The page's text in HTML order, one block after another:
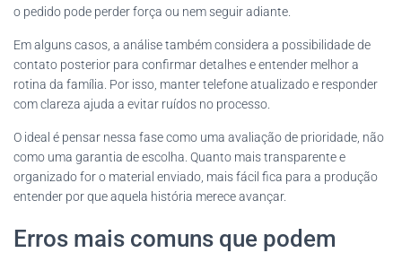
o pedido pode perder força ou nem seguir adiante.
Em alguns casos, a análise também considera a possibilidade de
contato posterior para confirmar detalhes e entender melhor a
rotina da família. Por isso, manter telefone atualizado e responder
com clareza ajuda a evitar ruídos no processo.
O ideal é pensar nessa fase como uma avaliação de prioridade, não
como uma garantia de escolha. Quanto mais transparente e
organizado for o material enviado, mais fácil fica para a produção
entender por que aquela história merece avançar.
Erros mais comuns que podem